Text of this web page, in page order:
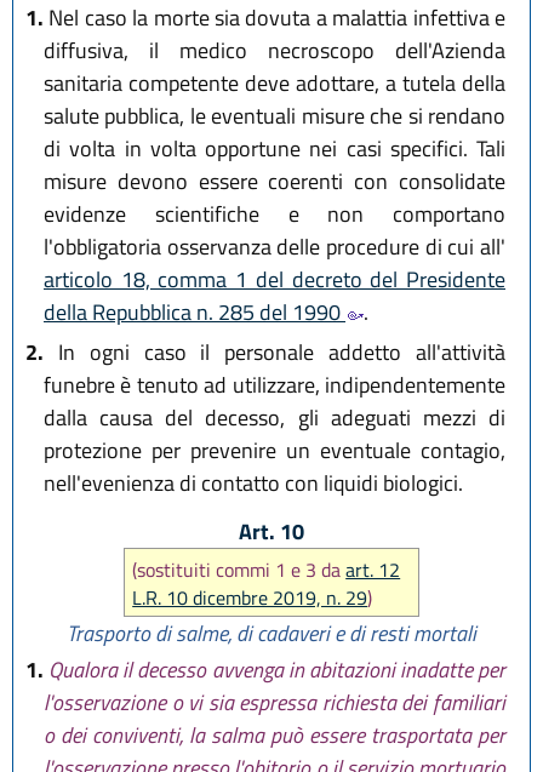
1. Nel caso la morte sia dovuta a malattia infettiva e
diffusiva, il medico necroscopo dell'Azienda
sanitaria competente deve adottare, a tutela della
salute pubblica, le eventuali misure che si rendano
di volta in volta opportune nei casi specifici. Tali
misure devono essere coerenti con consolidate
evidenze scientifiche e non comportano
l'obbligatoria osservanza delle procedure di cui all'
articolo 18, comma 1 del decreto del Presidente
della Repubblica n. 285 del 1990
.
2. In ogni caso il personale addetto all'attività
funebre è tenuto ad utilizzare, indipendentemente
dalla causa del decesso, gli adeguati mezzi di
protezione per prevenire un eventuale contagio,
nell'evenienza di contatto con liquidi biologici.
Art. 10
(sostituiti commi 1 e 3 daart. 12
L.R. 10 dicembre 2019, n. 29)
Trasporto di salme, di cadaveri e di resti mortali
1. Qualora il decesso avvenga in abitazioni inadatte per
l'osservazione o vi sia espressa richiesta dei familiari
o dei conviventi, la salma può essere trasportata per